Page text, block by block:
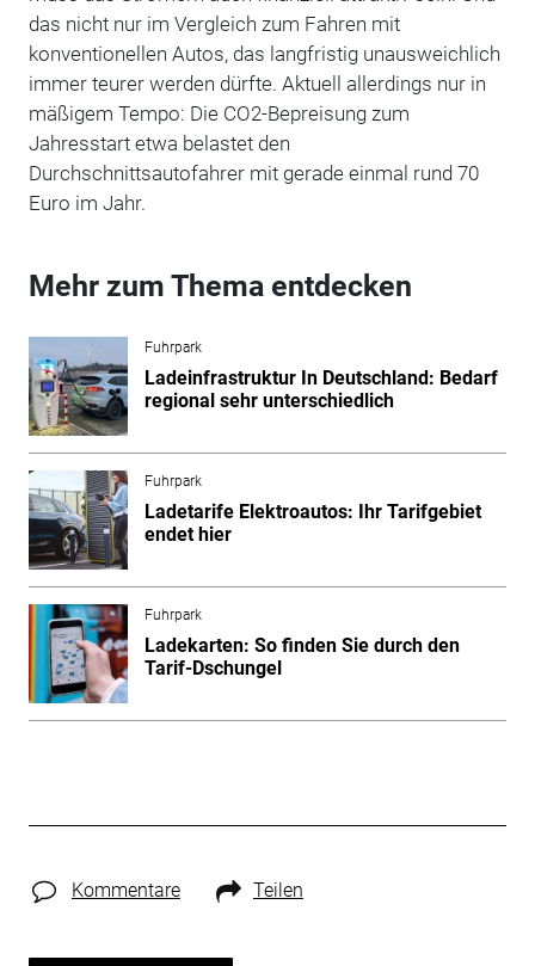
das nicht nur im Vergleich zum Fahren mit
konventionellen Autos, das langfristig unausweichlich
immer teurer werden dürfte. Aktuell allerdings nur in
mäßigem Tempo: Die CO2-Bepreisung zum
Jahresstart etwa belastet den
Durchschnittsautofahrer mit gerade einmal rund 70
Euro im Jahr.
Mehr zum Thema entdecken
Fuhrpark
Ladeinfrastruktur In Deutschland: Bedarf
regional sehr unterschiedlich
Fuhrpark
Ladetarife Elektroautos: Ihr Tarifgebiet
endet hier
Fuhrpark
Ladekarten: So finden Sie durch den
Tarif-Dschungel
Kommentare Teilen